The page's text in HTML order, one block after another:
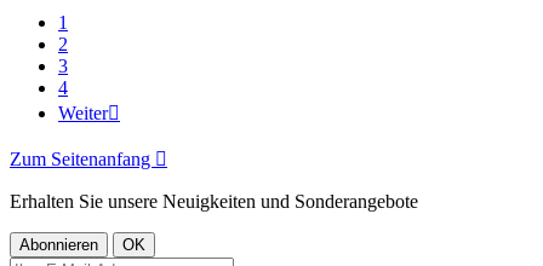
1
2
3
4
Weiter
Zum Seitenanfang 
Erhalten Sie unsere Neuigkeiten und Sonderangebote